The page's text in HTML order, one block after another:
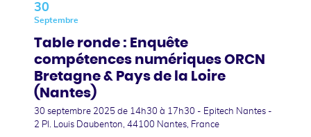
30
Septembre
Table ronde : Enquête
compétences numériques ORCN
Bretagne & Pays de la Loire
(Nantes)
30 septembre 2025 de 14h30 à 17h30 - Epitech Nantes -
2 Pl. Louis Daubenton, 44100 Nantes, France